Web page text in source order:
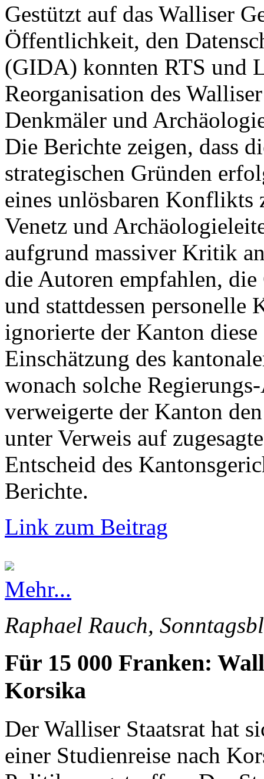
Gestützt auf das Walliser
Öffentlichkeit, den
(GIDA) konnten RTS und
Reorganisation des
Denkmäler und
Die Berichte zeigen, dass
strategischen Gründen
eines unlösbaren Konflikts
Venetz und
aufgrund massiver Kritik
die Autoren empfahlen,
und stattdessen personelle
ignorierte der Kanton
Einschätzung des
wonach solche
verweigerte der Kanton
unter Verweis auf
Entscheid des
Berichte.
Link zum Beitrag
Mehr...
Raphael Rauch,
Für 15 000 Franken:
Korsika
Der Walliser Staatsrat hat
einer Studienreise nach